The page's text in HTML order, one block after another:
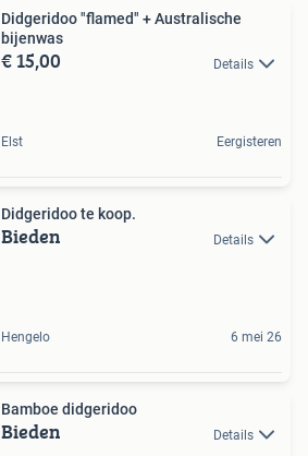
Didgeridoo "flamed" + Australische
bijenwas
€ 15,00 Details
Elst Eergisteren
Didgeridoo te koop.
Bieden Details
Hengelo 6 mei 26
Bamboe didgeridoo
Bieden Details